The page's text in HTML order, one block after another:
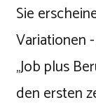
Sie
Variationen
„Job plus
den ersten